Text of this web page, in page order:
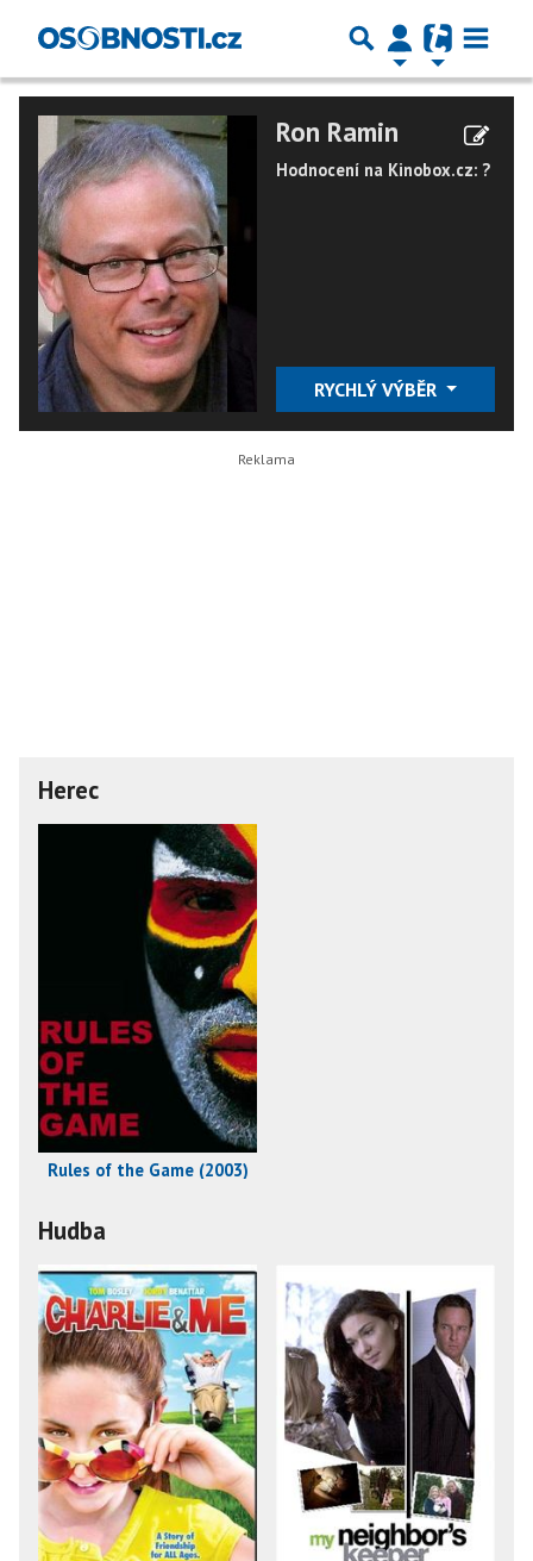
Ron Ramin
Hodnocení na Kinobox.cz: ?
RYCHLÝ VÝBĚR
Herec
Rules of the Game (2003)
Hudba